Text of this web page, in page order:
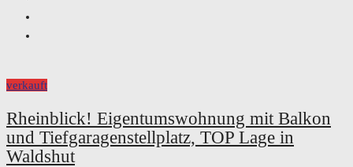
verkauft
Rheinblick! Eigentumswohnung mit Balkon
und Tiefgaragenstellplatz, TOP Lage in
Waldshut